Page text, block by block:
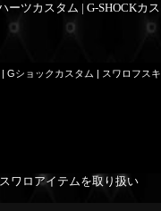
ーツカスタム | G-SHOCK
Gショックカスタム | スワロフス
ワロアイテムを取り扱い